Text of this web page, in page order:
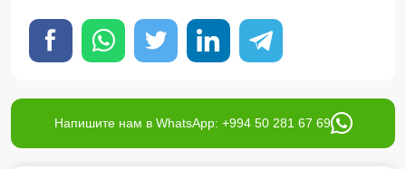
Напишите нам в WhatsApp: +994 50 281 67 69